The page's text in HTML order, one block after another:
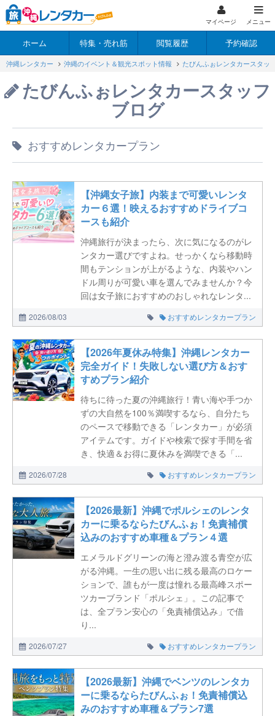
マイページ メニュー
ホーム 特集・売れ筋 閲覧履歴 予約確認
沖縄レンタカー 沖縄のイベント＆観光スポット情報 たびんふぉレンタカースタッ
たびんふぉレンタカースタッフ
ブログ
おすすめレンタカープラン
【沖縄女子旅】内装まで可愛いレンタ
カー６選！映えるおすすめドライブコ
ースも紹介
沖縄旅行が決まったら、次に気になるのがレ
ンタカー選びですよね。せっかくなら移動時
間もテンションが上がるような、内装やハン
ドル周りが可愛い車を選んでみませんか？今
回は女子旅におすすめのおしゃれなレンタ...
2026/08/03 おすすめレンタカープラン
【2026年夏休み特集】沖縄レンタカー
完全ガイド！失敗しない選び方＆おす
すめプラン紹介
待ちに待った夏の沖縄旅行！青い海や手つか
ずの大自然を100％満喫するなら、自分たち
のペースで移動できる「レンタカー」が必須
アイテムです。ガイドや検索で探す手間を省
き、快適＆お得に夏休みを満喫できる「...
2026/07/28 おすすめレンタカープラン
【2026最新】沖縄でポルシェのレンタ
カーに乗るならたびんふぉ！免責補償
込みのおすすめ車種＆プラン４選
エメラルドグリーンの海と澄み渡る青空が広
がる沖縄。一生の思い出に残る最高のロケー
ションで、誰もが一度は憧れる最高峰スポー
ツカーブランド「ポルシェ」。この記事で
は、全プラン安心の「免責補償込み」で借
り...
2026/07/27 おすすめレンタカープラン
【2026最新】沖縄でベンツのレンタカ
ーに乗るならたびんふぉ！免責補償込
みのおすすめ車種＆プラン7選